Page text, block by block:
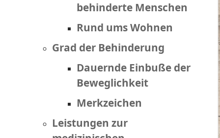
behinderte Menschen
Rund ums Wohnen
Grad der Behinderung
Dauernde Einbuße der
Beweglichkeit
Merkzeichen
Leistungen zur